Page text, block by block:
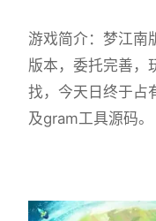
游戏简介：梦江南
版本，委托完善，
找，今天日终于占
及gram工具源码。